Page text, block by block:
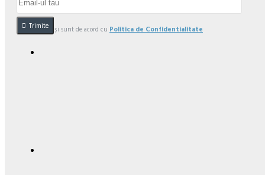
Trimite
Am citit şi sunt de acord cu Politica de Confidentialitate